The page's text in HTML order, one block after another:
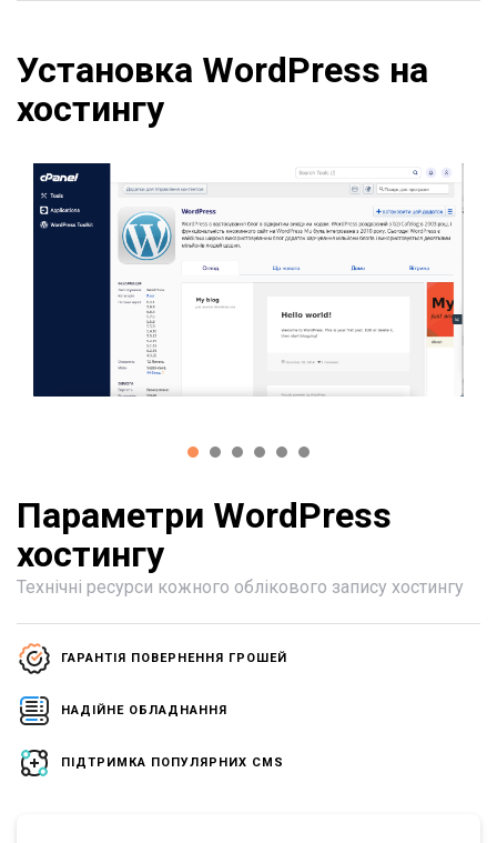
Установка WordPress на
хостингу
Параметри WordPress
хостингу
Технічні ресурси кожного облікового запису хостингу
ГАРАНТІЯ ПОВЕРНЕННЯ ГРОШЕЙ
НАДІЙНЕ ОБЛАДНАННЯ
ПІДТРИМКА ПОПУЛЯРНИХ CMS